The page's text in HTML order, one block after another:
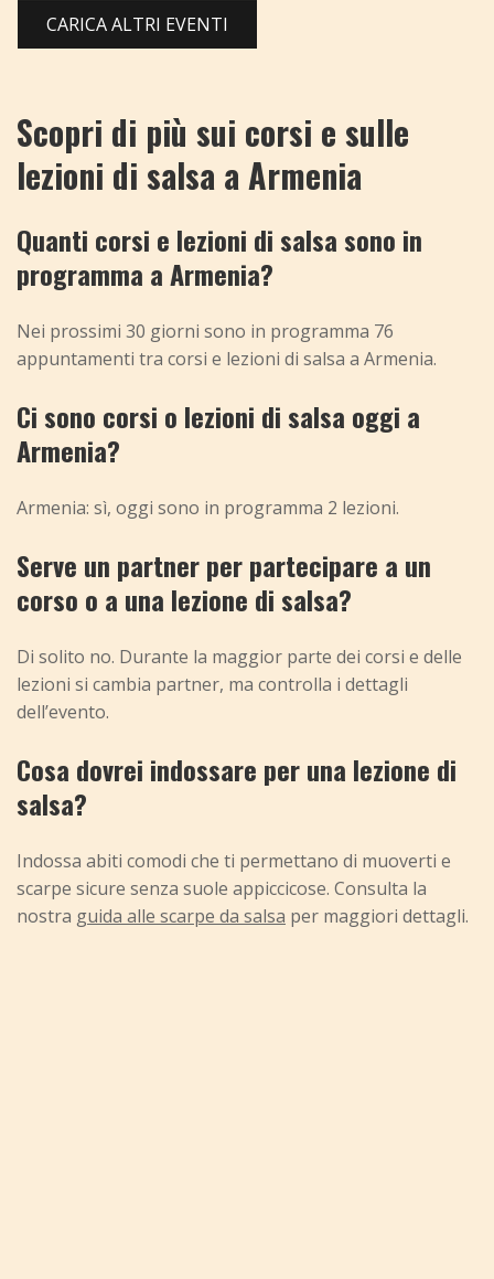
CARICA ALTRI EVENTI
Scopri di più sui corsi e sulle
lezioni di salsa a Armenia
Quanti corsi e lezioni di salsa sono in
programma a Armenia?
Nei prossimi 30 giorni sono in programma 76
appuntamenti tra corsi e lezioni di salsa a Armenia.
Ci sono corsi o lezioni di salsa oggi a
Armenia?
Armenia: sì, oggi sono in programma 2 lezioni.
Serve un partner per partecipare a un
corso o a una lezione di salsa?
Di solito no. Durante la maggior parte dei corsi e delle
lezioni si cambia partner, ma controlla i dettagli
dell’evento.
Cosa dovrei indossare per una lezione di
salsa?
Indossa abiti comodi che ti permettano di muoverti e
scarpe sicure senza suole appiccicose. Consulta la
nostra guida alle scarpe da salsa per maggiori dettagli.